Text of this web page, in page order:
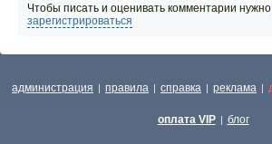
Чтобы писать и оценивать комментарии нужно
зарегистрироваться
администрация | правила | справка | реклама |
оплата VIP | блог